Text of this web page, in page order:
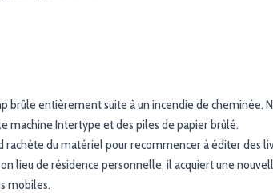
brûle entièrement suite à un incendie de cheminée.
machine Intertype et des piles de papier brûlé.
rachète du matériel pour recommencer à éditer des
lieu de résidence personnelle, il acquiert une
mobiles.